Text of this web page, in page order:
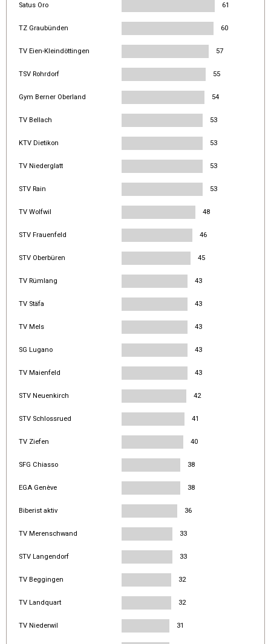
Satus Oro 61
TZ Graubünden 60
TV Eien-Kleindöttingen 57
TSV Rohrdorf 55
Gym Berner Oberland 54
TV Bellach 53
KTV Dietikon 53
TV Niederglatt 53
STV Rain 53
TV Wolfwil 48
STV Frauenfeld 46
STV Oberbüren 45
TV Rümlang 43
TV Stäfa 43
TV Mels 43
SG Lugano 43
TV Maienfeld 43
STV Neuenkirch 42
STV Schlossrued 41
TV Ziefen 40
SFG Chiasso 38
EGA Genève 38
Biberist aktiv 36
TV Merenschwand 33
STV Langendorf 33
TV Beggingen 32
TV Landquart 32
TV Niederwil 31